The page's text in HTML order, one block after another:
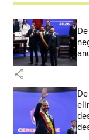
share